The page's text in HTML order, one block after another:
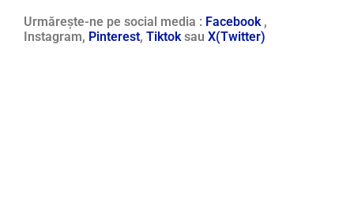
Urmărește-ne pe social media : Facebook ,
Instagram, Pinterest, Tiktoksau X(Twitter)